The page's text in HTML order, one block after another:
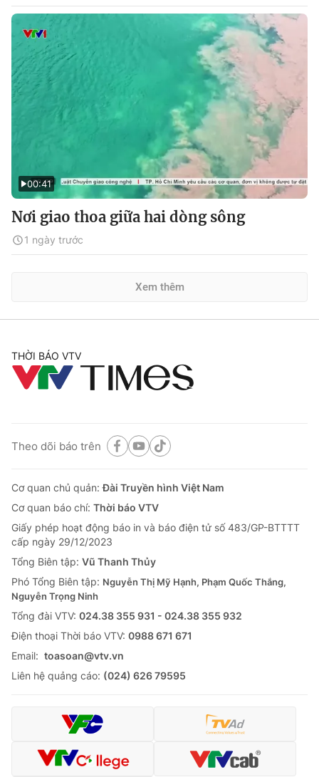
00:41
Nơi giao thoa giữa hai dòng sông
1 ngày trước
Xem thêm
THỜI BÁO VTV
Theo dõi báo trên
Cơ quan chủ quản:Đài Truyền hình Việt Nam
Cơ quan báo chí: Thời báo VTV
Giấy phép hoạt động báo in và báo điện tử số 483/GP-BTTTT
cấp ngày 29/12/2023
Tổng Biên tập: Vũ Thanh Thủy
Phó Tổng Biên tập: Nguyễn Thị Mỹ Hạnh, Phạm Quốc Thắng,
Nguyễn Trọng Ninh
Tổng đài VTV: 024.38 355 931 - 024.38 355 932
Ðiện thoại Thời báo VTV: 0988 671 671
Email: toasoan@vtv.vn
Liên hệ quảng cáo: (024) 626 79595